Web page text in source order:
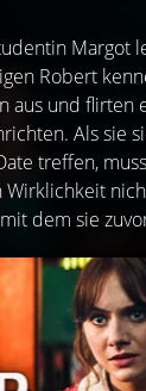
Margot
Robert
aus und flirten
Als sie
treffen,
Wirklichkeit
dem sie